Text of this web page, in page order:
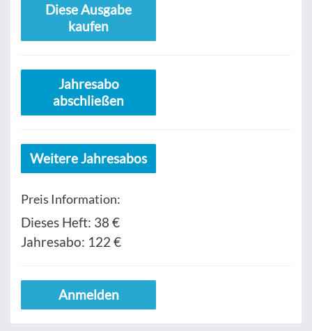
Diese Ausgabe
kaufen
Jahresabo
abschließen
Weitere Jahresabos
Preis Information:
Dieses Heft: 38 €
Jahresabo: 122 €
Anmelden